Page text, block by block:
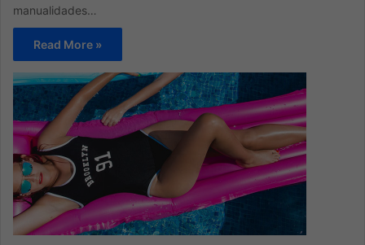
manualidades…
Read More »